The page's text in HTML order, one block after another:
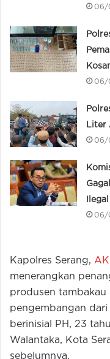
06/
06/
Liter
06/
Ilegal
06/
Kapolres Serang,
menerangkan
produsen tambakau
pengembangan
berinisial PH, 23
Walantaka, Kota
sebelumnya.